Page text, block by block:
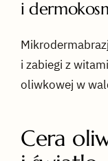
i
i zabiegi z
oliwkowej w
Cera